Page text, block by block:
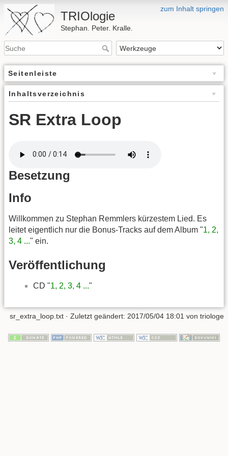
zum Inhalt springen
TRIOlogie
Stephan. Peter. Kralle.
Seitenleiste
Inhaltsverzeichnis
SR Extra Loop
Besetzung
Info
Willkommen zu Stephan Remmlers kürzestem Lied. Es
leitet eigentlich nur die Bonus-Tracks auf dem Album "1, 2,
3, 4 ..." ein.
Veröffentlichung
CD "1, 2, 3, 4 ..."
sr_extra_loop.txt · Zuletzt geändert: 2017/05/04 18:01 von triologe